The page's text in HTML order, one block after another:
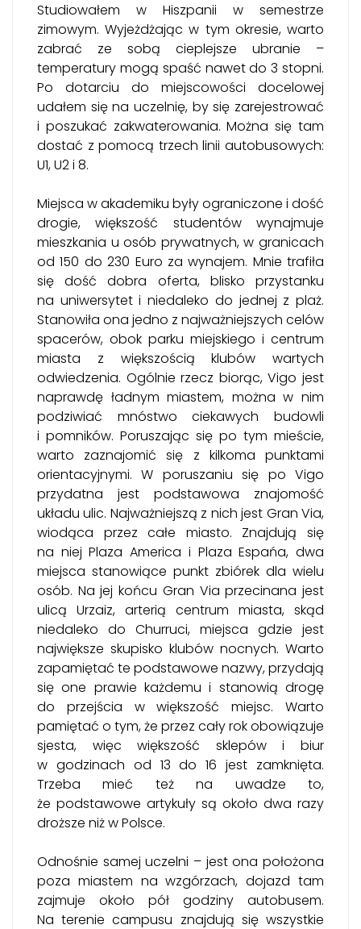
Studiowałem w Hiszpanii w semestrze
zimowym. Wyjeżdżając w tym okresie, warto
zabrać ze sobą cieplejsze ubranie –
temperatury mogą spaść nawet do 3 stopni.
Po dotarciu do miejscowości docelowej
udałem się na uczelnię, by się zarejestrować
i poszukać zakwaterowania. Można się tam
dostać z pomocą trzech linii autobusowych:
U1, U2 i 8.
Miejsca w akademiku były ograniczone i dość
drogie, większość studentów wynajmuje
mieszkania u osób prywatnych, w granicach
od 150 do 230 Euro za wynajem. Mnie trafiła
się dość dobra oferta, blisko przystanku
na uniwersytet i niedaleko do jednej z plaż.
Stanowiła ona jedno z najważniejszych celów
spacerów, obok parku miejskiego i centrum
miasta z większością klubów wartych
odwiedzenia. Ogólnie rzecz biorąc, Vigo jest
naprawdę ładnym miastem, można w nim
podziwiać mnóstwo ciekawych budowli
i pomników. Poruszając się po tym mieście,
warto zaznajomić się z kilkoma punktami
orientacyjnymi. W poruszaniu się po Vigo
przydatna jest podstawowa znajomość
układu ulic. Najważniejszą z nich jest Gran Via,
wiodąca przez całe miasto. Znajdują się
na niej Plaza America i Plaza Espańa, dwa
miejsca stanowiące punkt zbiórek dla wielu
osób. Na jej końcu Gran Via przecinana jest
ulicą Urzaiz, arterią centrum miasta, skąd
niedaleko do Churruci, miejsca gdzie jest
największe skupisko klubów nocnych. Warto
zapamiętać te podstawowe nazwy, przydają
się one prawie każdemu i stanowią drogę
do przejścia w większość miejsc. Warto
pamiętać o tym, że przez cały rok obowiązuje
sjesta, więc większość sklepów i biur
w godzinach od 13 do 16 jest zamknięta.
Trzeba mieć też na uwadze to,
że podstawowe artykuły są około dwa razy
droższe niż w Polsce.
Odnośnie samej uczelni – jest ona położona
poza miastem na wzgórzach, dojazd tam
zajmuje około pół godziny autobusem.
Na terenie campusu znajdują się wszystkie